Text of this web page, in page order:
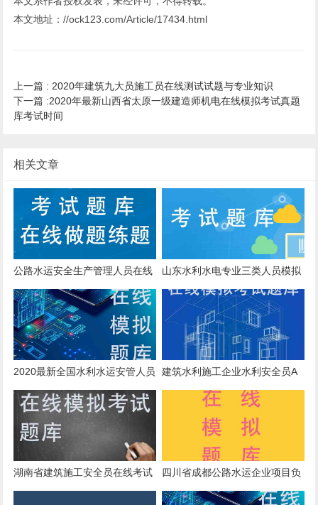
本文地址：//ock123.com/Article/17434.html
上一篇 : 2020年建筑九大员施工员在线测试试题与专业知识
下一篇 :2020年最新山西省太原一级建造师机电在线模拟考试真题
库考试时间
相关文章
公路水运安全生产管理人员在线
考核模拟真题与答案
山东水利水电专业三类人员模拟
真题
2020最新全国水利水运安管人员
考试模拟真题和报名时间
建筑水利施工企业水利安全员A
证 考试模拟真题
湖南省建筑施工安全员在线考试
四川省成都公路水运企业项目负
责人B证在线模拟模拟真题专业